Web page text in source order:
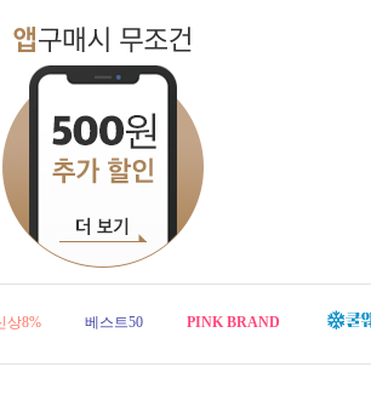
상8% 베스트50 PINK BRAND